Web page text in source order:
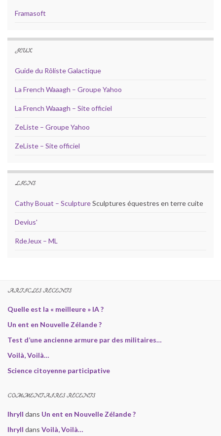
Framasoft
JEUX
Guide du Rôliste Galactique
La French Waaagh – Groupe Yahoo
La French Waaagh – Site officiel
ZeListe – Groupe Yahoo
ZeListe – Site officiel
LIENS
Cathy Bouat – SculptureSculptures équestres en terre cuite
Devius'
RdeJeux – ML
ARTICLES RÉCENTS
Quelle est la « meilleure » IA ?
Un ent en Nouvelle Zélande ?
Test d’une ancienne armure par des militaires…
Voilà, Voilà…
Science citoyenne participative
COMMENTAIRES RÉCENTS
Ihryll dans Un ent en Nouvelle Zélande ?
Ihryll dans Voilà, Voilà…